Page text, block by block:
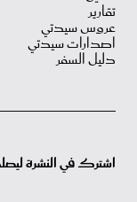
تقارير
عروس سيدتي
اصدارات سيدتي
دليل السفر
اشترك في النشرة